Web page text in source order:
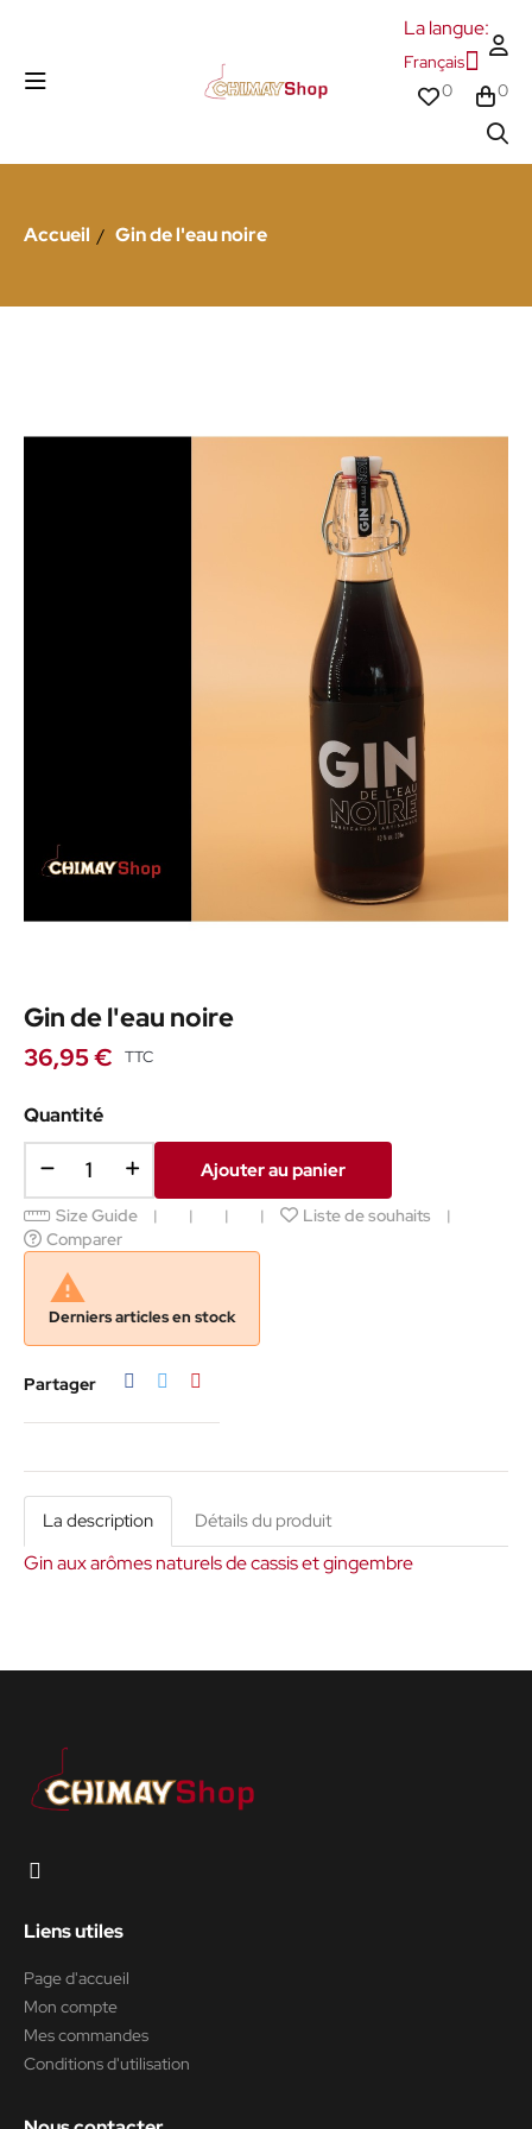
La langue:
Français
0
0
Accueil Gin de l'eau noire
Gin de l'eau noire
36,95 € TTC
Quantité
Ajouter au panier
Size Guide
Liste de souhaits
Comparer

Derniers articles en stock
Partager
La description Détails du produit
Gin aux arômes naturels de cassis et gingembre
Liens utiles
Page d'accueil
Mon compte
Mes commandes
Conditions d'utilisation